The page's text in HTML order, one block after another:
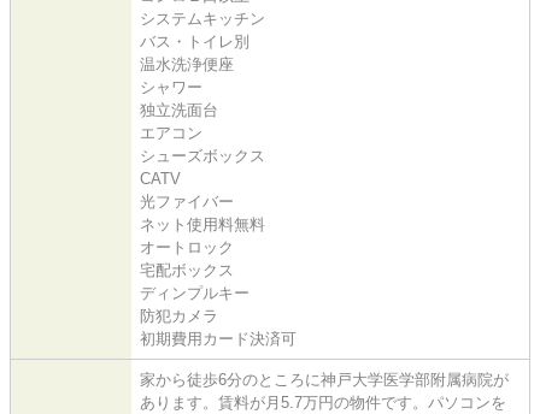
システムキッチン
バス・トイレ別
温水洗浄便座
シャワー
独立洗面台
エアコン
シューズボックス
CATV
光ファイバー
ネット使用料無料
オートロック
宅配ボックス
ディンプルキー
防犯カメラ
初期費用カード決済可
家から徒歩6分のところに神戸大学医学部附属病院が
あります。賃料が月5.7万円の物件です。パソコンを